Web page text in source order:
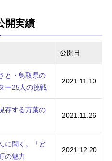
開実績
公開日
と・鳥取県の
ー25人の挑戦
2021.11.10
存する万葉の
2021.11.26
に聞く。「ど
の魅力
2021.12.20